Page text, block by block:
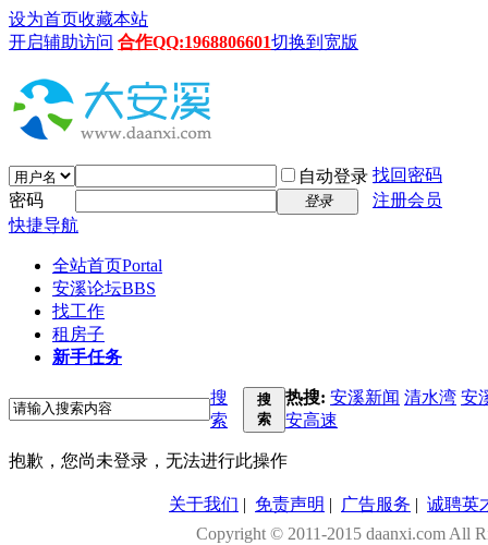
设为首页收藏本站
开启辅助访问 合作QQ:1968806601切换到宽版
自动登录 找回密码
密码
登录
注册会员
快捷导航
全站首页Portal
安溪论坛BBS
找工作
租房子
新手任务
搜
索
搜
索
热搜: 安溪新闻 清水湾 安
安高速
抱歉，您尚未登录，无法进行此操作
关于我们 | 免责声明 | 广告服务 | 诚聘英
Copyright © 2011-2015 daanxi.com All